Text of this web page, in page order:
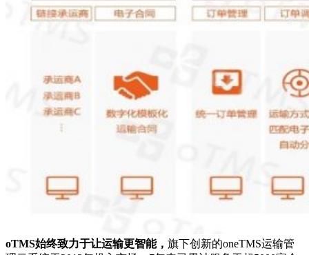
oTMS始终致力于让运输更智能， 旗下创新的oneTMS运输管